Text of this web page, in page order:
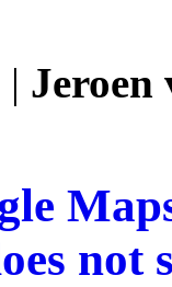
Jeroen